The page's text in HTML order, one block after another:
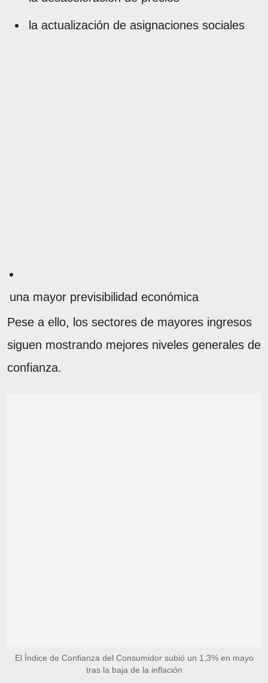
la actualización de asignaciones sociales
una mayor previsibilidad económica
Pese a ello, los sectores de mayores ingresos
siguen mostrando mejores niveles generales de
confianza.
El Índice de Confianza del Consumidor subió un 1,3% en mayo
tras la baja de la inflación